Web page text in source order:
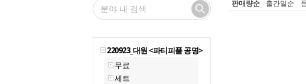
220923_대원 <파티피플 공명>
무료
세트
판매량순 출간일순